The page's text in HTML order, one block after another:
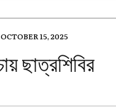
OCTOBER 15, 2025
ছাত্রশিবির